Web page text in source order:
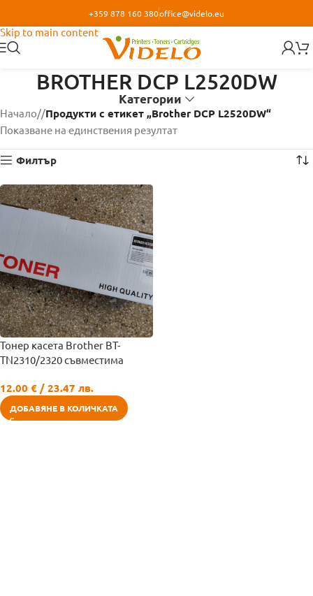
Skip to main content
+359 878 160 380office@videlo.eu
BROTHER DCP L2520DW
Категории
Начало/ Продукти с етикет „Brother DCP L2520DW“
Показване на единствения резултат
Филтър
Тонер касета Brother BT-
TN2310/2320 съвместима
12.00 € / 23.47 лв.
ДОБАВЯНЕ В КОЛИЧКАТА